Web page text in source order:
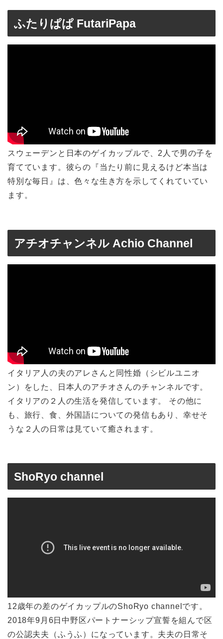
ふたりぱぱ FutariPapa
スウェーデンと日本のゲイカップルで、2人で男の子を
育てています。彼らの『当たり前に見えるけど本当は
特別な毎日』は、色々な生き方を示してくれていてい
ます。
アチオチャンネル Achio Channel
イタリア人の夫のアレさんと同性婚（シビルユニオ
ン）をした、日本人のアチオさんのチャンネルです。
イタリアの２人の生活を発信しています。 その他に
も、旅行、食、外国語についての発信もあり、幸せそ
うな２人の日常は見ていて癒されます。
ShoRyo channel
12歳年の差のゲイカップルのShoRyo channelです。
2018年9月6日中野区パートナーシップ宣誓を組んで区
の公認夫夫（ふうふ）になっています。夫夫の日常そ